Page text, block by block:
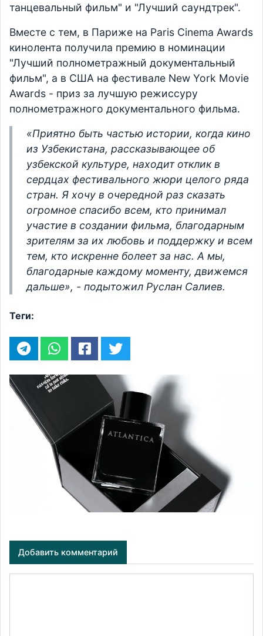
танцевальный фильм" и "Лучший саундтрек".
Вместе с тем, в Париже на Paris Cinema Awards
кинолента получила премию в номинации
"Лучший полнометражный документальный
фильм", а в США на фестивале New York Movie
Awards - приз за лучшую режиссуру
полнометражного документального фильма.
«Приятно быть частью истории, когда кино
из Узбекистана, рассказывающее об
узбекской культуре, находит отклик в
сердцах фестивального жюри целого ряда
стран. Я хочу в очередной раз сказать
огромное спасибо всем, кто принимал
участие в создании фильма, благодарным
зрителям за их любовь и поддержку и всем
тем, кто искренне болеет за нас. А мы,
благодарные каждому моменту, движемся
дальше», - подытожил Руслан Салиев.
Теги:
Добавить комментарий